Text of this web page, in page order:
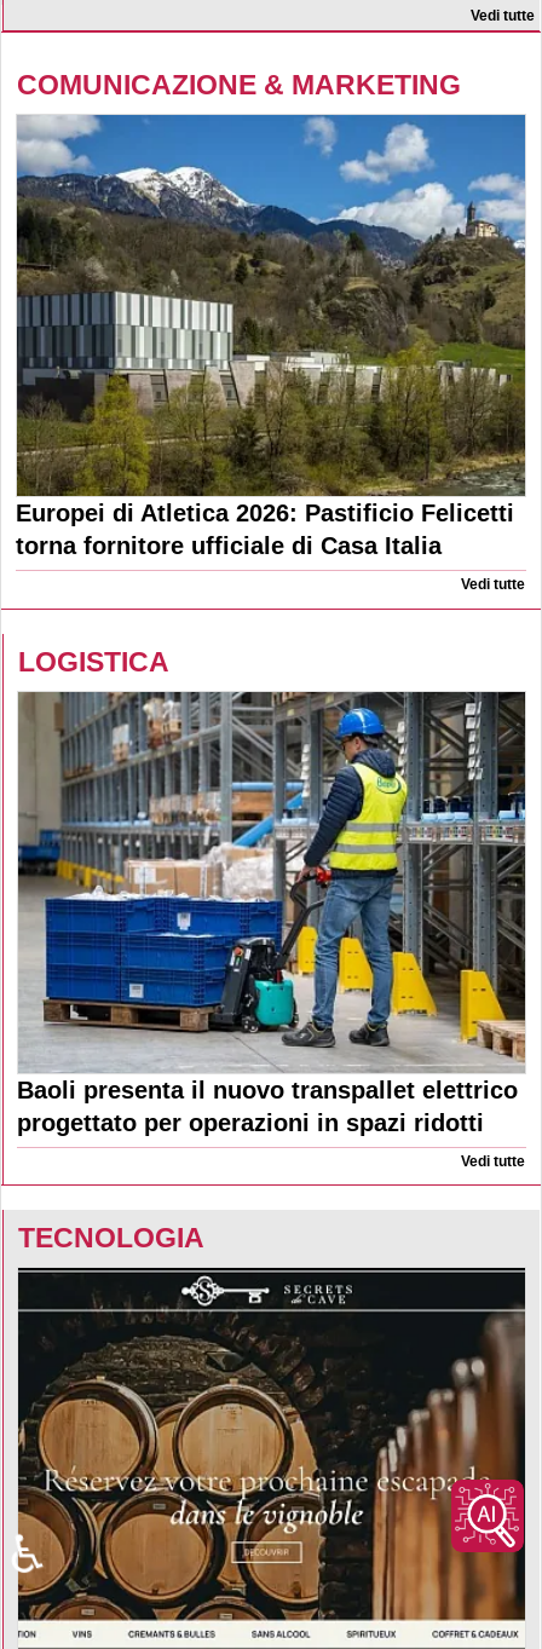
Vedi tutte
COMUNICAZIONE & MARKETING
Europei di Atletica 2026: Pastificio Felicetti
torna fornitore ufficiale di Casa Italia
Vedi tutte
LOGISTICA
Baoli presenta il nuovo transpallet elettrico
progettato per operazioni in spazi ridotti
Vedi tutte
TECNOLOGIA